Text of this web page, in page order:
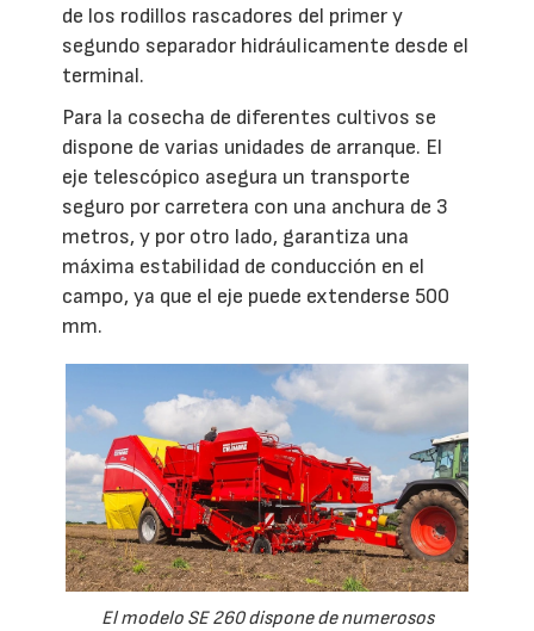
de los rodillos rascadores del primer y
segundo separador hidráulicamente desde el
terminal.
Para la cosecha de diferentes cultivos se
dispone de varias unidades de arranque. El
eje telescópico asegura un transporte
seguro por carretera con una anchura de 3
metros, y por otro lado, garantiza una
máxima estabilidad de conducción en el
campo, ya que el eje puede extenderse 500
mm.
El modelo SE 260 dispone de numerosos